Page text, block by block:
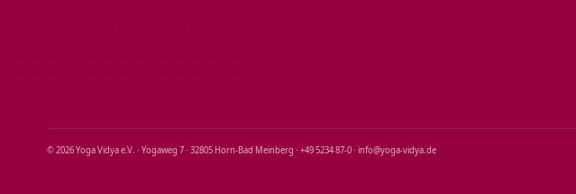
© 2026 Yoga Vidya e.V. · Yogaweg 7 · 32805 Horn‑Bad Meinberg · +49 5234 87‑0 · info@yoga‑vidya.de